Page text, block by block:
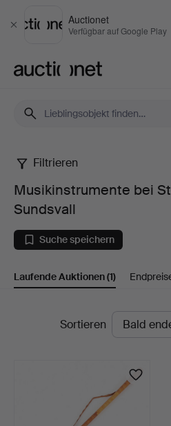
Schließen
Auctionet
Verfügbar auf Google Play
bei
Stadsauktion
Sundsvall
Filtrieren
Musikinstrumente bei
Sundsvall
Suche speichern
Laufende Auktionen(1)
LaufendeSortieren